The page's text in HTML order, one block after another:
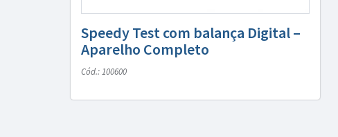
Speedy Test com balança Digital –
Aparelho Completo
Cód.: 100600